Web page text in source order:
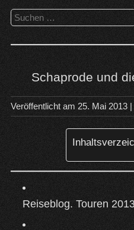
Suchen
nach:
Schaprode und
Veröffentlicht am 25. Mai 2013|
Reiseblog. Touren